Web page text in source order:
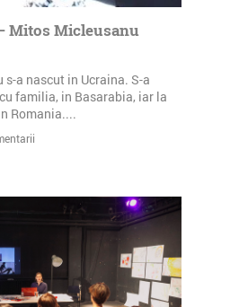
Mitos Micleusanu
a nascut in Ucraina. S-a
familia, in Basarabia, iar la
Romania....